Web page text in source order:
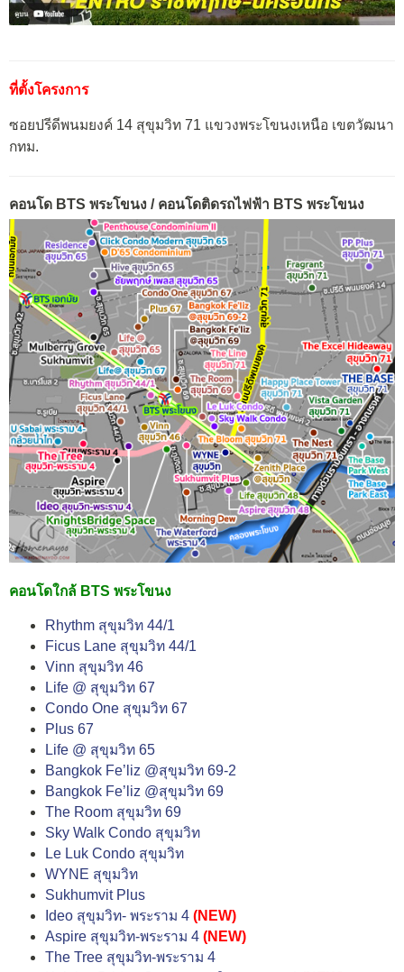
ที่ตั้งโครงการ
ซอยปรีดีพนมยงค์ 14 สุขุมวิท 71 แขวงพระโขนงเหนือ เขตวัฒนา
กทม.
คอนโด BTS พระโขนง / คอนโดติดรถไฟฟ้า BTS พระโขนง
คอนโดใกล้ BTS พระโขนง
Rhythm สุขุมวิท 44/1
Ficus Lane สุขุมวิท 44/1
Vinn สุขุมวิท 46
Life @ สุขุมวิท 67
Condo One สุขุมวิท 67
Plus 67
Life @ สุขุมวิท 65
Bangkok Fe’liz @สุขุมวิท 69-2
Bangkok Fe’liz @สุขุมวิท 69
The Room สุขุมวิท 69
Sky Walk Condo สุขุมวิท
Le Luk Condo สุขุมวิท
WYNE สุขุมวิท
Sukhumvit Plus
Ideo สุขุมวิท- พระราม 4 (NEW)
Aspire สุขุมวิท-พระราม 4 (NEW)
The Tree สุขุมวิท-พระราม 4